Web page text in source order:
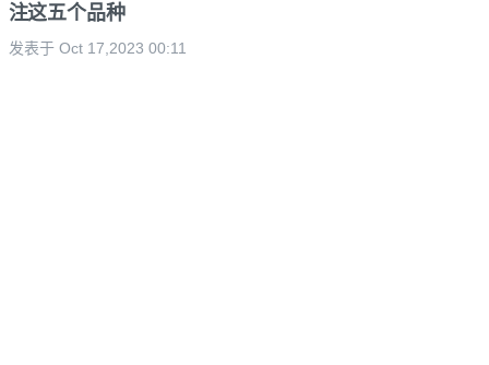
注这五个品种
发表于 Oct 17,2023 00:11